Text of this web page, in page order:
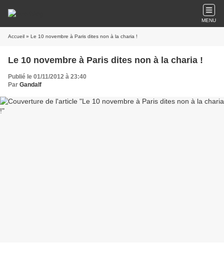
MENU
Accueil » Le 10 novembre à Paris dites non à la charia !
Le 10 novembre à Paris dites non à la charia !
Publié le 01/11/2012 à 23:40
Par Gandalf